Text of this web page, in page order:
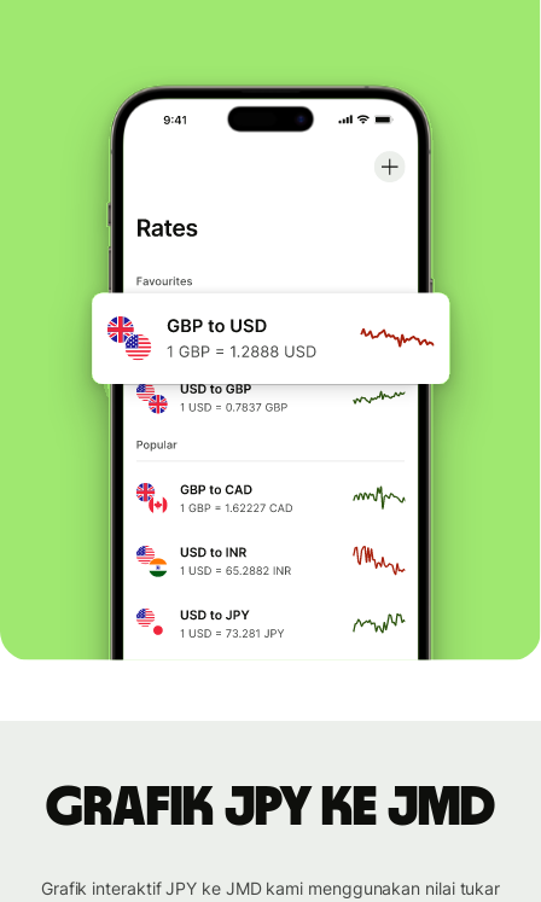
Grafik JPY ke JMD
Grafik interaktif JPY ke JMD kami menggunakan nilai tukar